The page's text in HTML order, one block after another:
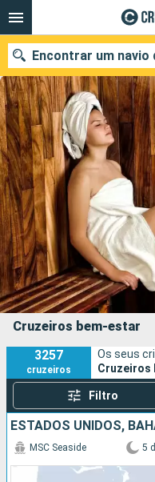
Encontrar um navio
Quando ir?
Data de partida
Cidades
Cruzeiros bem-estar
3257
cruzeiros
Os seus
Cruzeiros
Filtro
ESTADOS UNIDOS,
MSC Seaside 5 d